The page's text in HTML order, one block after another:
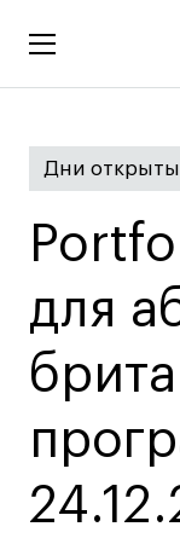
Искусство и
Бизнес и
Все
Иллюстрация
Современное
Мода и стиль
Дни
для